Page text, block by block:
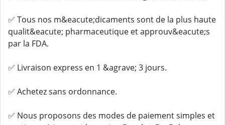
✅ Tous nos m&eacute;dicaments sont de la plus haute
qualit&eacute; pharmaceutique et approuv&eacute;s
par la FDA.
✅ Livraison express en 1 &agrave; 3 jours.
✅ Achetez sans ordonnance.
✅ Nous proposons des modes de paiement simples et